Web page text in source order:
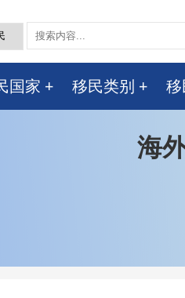
国家 移民类别
海